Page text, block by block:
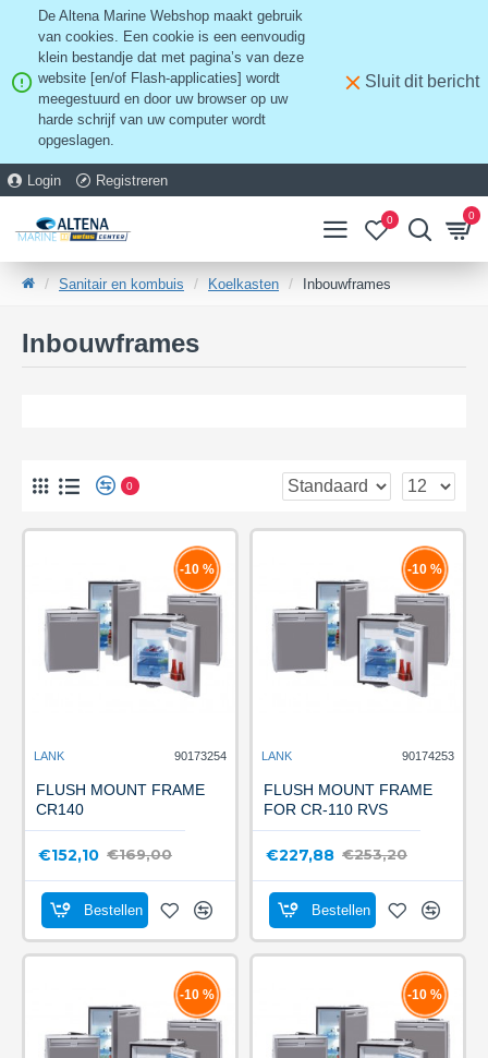
De Altena Marine Webshop maakt gebruik
van cookies. Een cookie is een eenvoudig
klein bestandje dat met pagina’s van deze
website [en/of Flash-applicaties] wordt
meegestuurd en door uw browser op uw
harde schrijf van uw computer wordt
opgeslagen.
Sluit dit bericht
Login Registreren
0 0
Sanitair en kombuis Koelkasten Inbouwframes
Inbouwframes
0
-10 %
LANK 90173254
FLUSH MOUNT FRAME
CR140
€152,10 €169,00
Bestellen
-10 %
LANK 90174253
FLUSH MOUNT FRAME
FOR CR-110 RVS
€227,88 €253,20
Bestellen
-10 % -10 %